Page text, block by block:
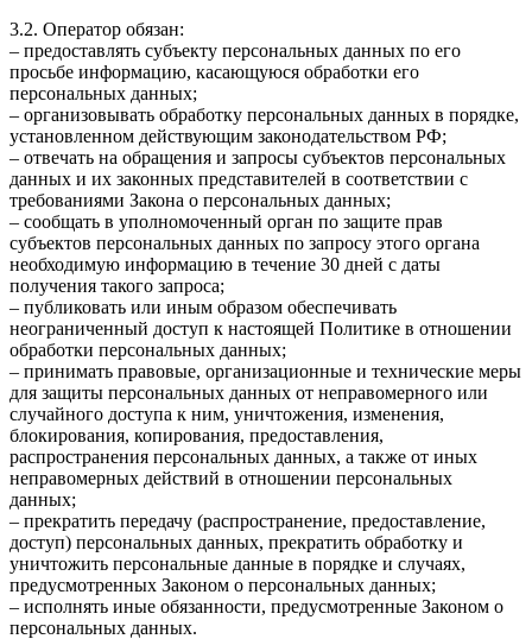
3.2. Оператор обязан:
– предоставлять субъекту персональных данных по его
просьбе информацию, касающуюся обработки его
персональных данных;
– организовывать обработку персональных данных в порядке,
установленном действующим законодательством РФ;
– отвечать на обращения и запросы субъектов персональных
данных и их законных представителей в соответствии с
требованиями Закона о персональных данных;
– сообщать в уполномоченный орган по защите прав
субъектов персональных данных по запросу этого органа
необходимую информацию в течение 30 дней с даты
получения такого запроса;
– публиковать или иным образом обеспечивать
неограниченный доступ к настоящей Политике в отношении
обработки персональных данных;
– принимать правовые, организационные и технические меры
для защиты персональных данных от неправомерного или
случайного доступа к ним, уничтожения, изменения,
блокирования, копирования, предоставления,
распространения персональных данных, а также от иных
неправомерных действий в отношении персональных
данных;
– прекратить передачу (распространение, предоставление,
доступ) персональных данных, прекратить обработку и
уничтожить персональные данные в порядке и случаях,
предусмотренных Законом о персональных данных;
– исполнять иные обязанности, предусмотренные Законом о
персональных данных.